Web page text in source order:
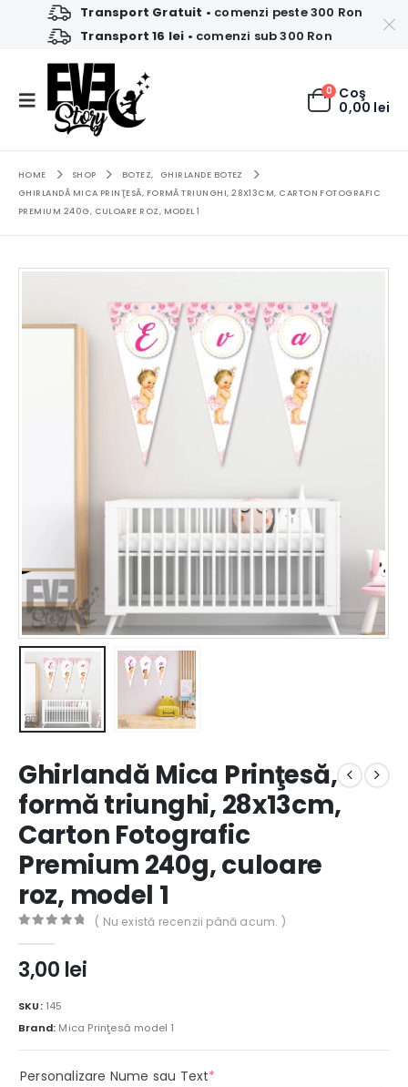
Transport Gratuit • comenzi peste 300 Ron
Transport 16 lei • comenzi sub 300 Ron
0 Coş
0,00 lei
HOME SHOP BOTEZ,
GHIRLANDE BOTEZ
GHIRLANDĂ MICA PRINŢESĂ, FORMĂ TRIUNGHI, 28X13CM, CARTON FOTOGRAFIC
PREMIUM 240G, CULOARE ROZ, MODEL 1
Ghirlandă Mica Prinţesă,
formă triunghi, 28x13cm,
Carton Fotografic
Premium 240g, culoare
roz, model 1
( Nu există recenzii până acum. )
3,00 lei
SKU: 145
Brand: Mica Prinţesă model 1
Personalizare Nume sau Text*